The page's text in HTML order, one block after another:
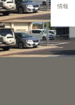
情報